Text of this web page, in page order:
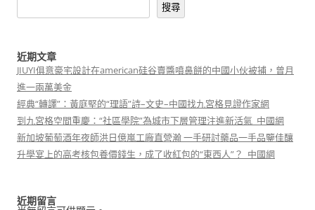
搜尋
近期文章
JIUYI俱意豪宅設計在american硅谷賣醬噴鼻餅的中國小伙被捕，曾月
進一兩萬美金
經典“轉譯”：黃庭堅的“理語”詩–文史–中國找九宮格見證作家網
到九宮格空間重慶：“社區學院”為城市下層管理注進新活氣_中國網
新加坡葡萄酒年夜師洪日億嵐工廠直營瀚 一手研討藥品一手品鑒佳釀
升學宴上的高考核包養價錢生，成了收紅包的“東西人”？_中國網
近期留言